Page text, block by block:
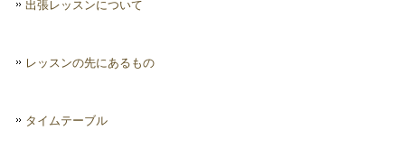
出張レッスンについて
レッスンの先にあるもの
タイムテーブル